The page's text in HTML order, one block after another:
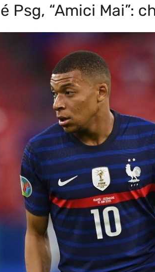
Psg, “Amici Mai”: